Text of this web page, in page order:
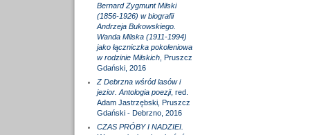
Bernard Zygmunt Milski
(1856-1926) w biografii
Andrzeja Bukowskiego.
Wanda Milska (1911-1994)
jako łączniczka pokoleniowa
w rodzinie Milskich, Pruszcz
Gdański, 2016
Z Debrzna wśród lasów i
jezior. Antologia poezji, red.
Adam Jastrzębski, Pruszcz
Gdański - Debrzno, 2016
CZAS PRÓBY I NADZIEI.